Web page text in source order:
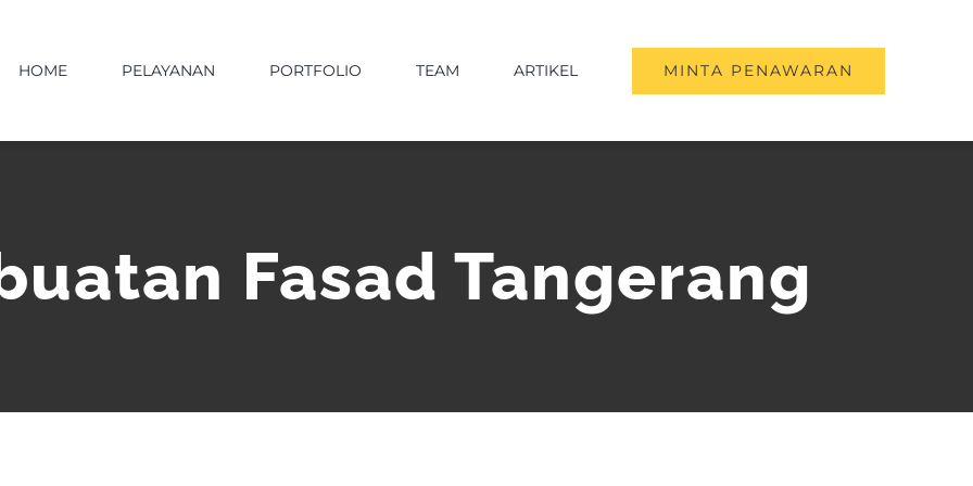
HOME PELAYANAN PORTFOLIO TEAM ARTIKEL MINTA PENAWARAN
Fasad Tangerang